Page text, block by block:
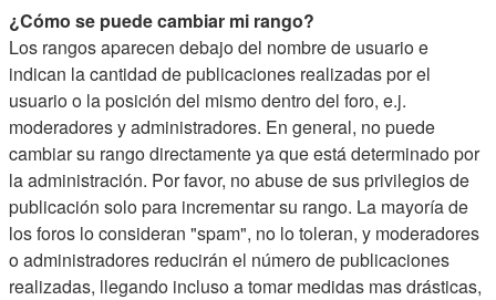
¿Cómo se puede cambiar mi rango?
Los rangos aparecen debajo del nombre de usuario e
indican la cantidad de publicaciones realizadas por el
usuario o la posición del mismo dentro del foro, e.j.
moderadores y administradores. En general, no puede
cambiar su rango directamente ya que está determinado por
la administración. Por favor, no abuse de sus privilegios de
publicación solo para incrementar su rango. La mayoría de
los foros lo consideran "spam", no lo toleran, y moderadores
o administradores reducirán el número de publicaciones
realizadas, llegando incluso a tomar medidas mas drásticas,